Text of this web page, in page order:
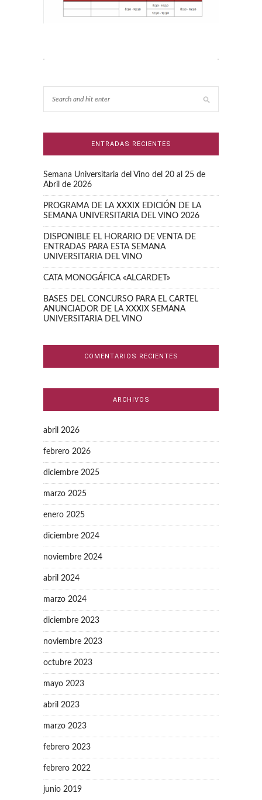
ENTRADAS RECIENTES
Semana Universitaria del Vino del 20 al 25 de
Abril de 2026
PROGRAMA DE LA XXXIX EDICIÓN DE LA
SEMANA UNIVERSITARIA DEL VINO 2026
DISPONIBLE EL HORARIO DE VENTA DE
ENTRADAS PARA ESTA SEMANA
UNIVERSITARIA DEL VINO
CATA MONOGÁFICA «ALCARDET»
BASES DEL CONCURSO PARA EL CARTEL
ANUNCIADOR DE LA XXXIX SEMANA
UNIVERSITARIA DEL VINO
COMENTARIOS RECIENTES
ARCHIVOS
abril 2026
febrero 2026
diciembre 2025
marzo 2025
enero 2025
diciembre 2024
noviembre 2024
abril 2024
marzo 2024
diciembre 2023
noviembre 2023
octubre 2023
mayo 2023
abril 2023
marzo 2023
febrero 2023
febrero 2022
junio 2019